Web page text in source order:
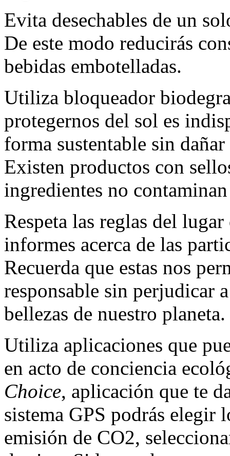
Evita desechables de un
De este modo reducirás
bebidas embotelladas.
Utiliza bloqueador
protegernos del sol es
forma sustentable sin
Existen productos con
ingredientes no
Respeta las reglas del
informes acerca de las
Recuerda que estas nos
responsable sin perjudicar
bellezas de nuestro planeta.
Utiliza aplicaciones que
en acto de conciencia
Choice, aplicación que te
sistema GPS podrás elegir
emisión de CO2,